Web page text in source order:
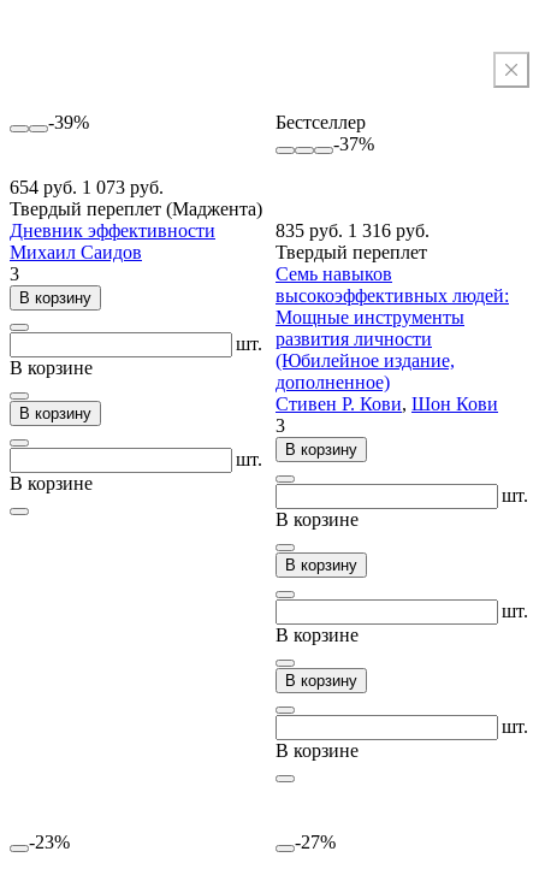
-39%
654 руб. 1 073 руб.
Твердый переплет (Маджента)
Дневник эффективности
Михаил Саидов
3
В корзину
шт.
В корзине
В корзину
шт.
В корзине
Бестселлер
-37%
835 руб. 1 316 руб.
Твердый переплет
Семь навыков
высокоэффективных людей:
Мощные инструменты
развития личности
(Юбилейное издание,
дополненное)
Стивен Р. Кови, Шон Кови
3
В корзину
шт.
В корзине
В корзину
шт.
В корзине
В корзину
шт.
В корзине
-23% -27%